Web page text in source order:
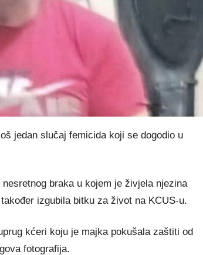
jedan slučaj femicida koji se dogodio u
braka u kojem je živjela njezina
izgubila bitku za život na KCUS-u.
kćeri koju je majka pokušala zaštiti od
fotografija.